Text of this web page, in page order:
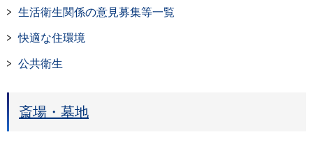
生活衛生関係の意見募集等一覧
快適な住環境
公共衛生
斎場・墓地